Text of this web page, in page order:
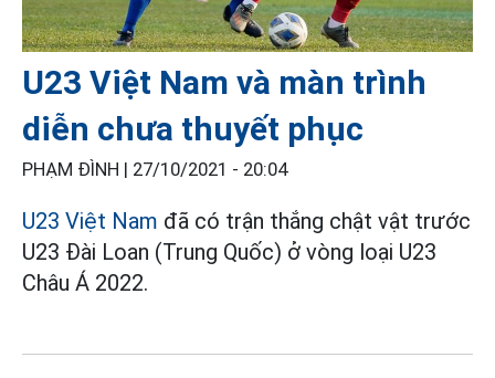
U23 Việt Nam và màn trình
diễn chưa thuyết phục
PHẠM ĐÌNH | 27/10/2021 - 20:04
U23 Việt Nam đã có trận thắng chật vật trước
U23 Đài Loan (Trung Quốc) ở vòng loại U23
Châu Á 2022.